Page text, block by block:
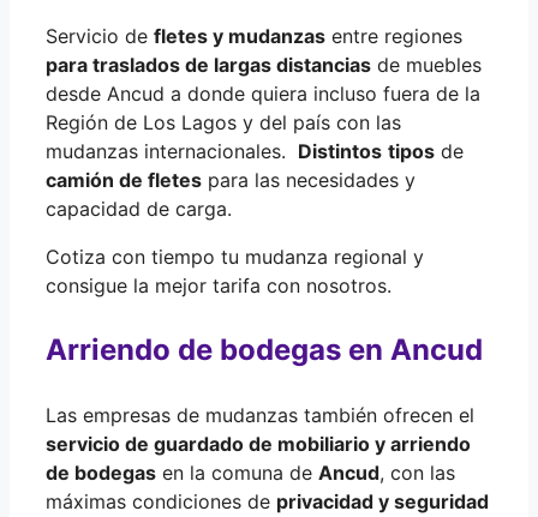
Servicio de fletes y mudanzas entre regiones
para traslados de largas distancias de muebles
desde Ancud a donde quiera incluso fuera de la
Región de Los Lagos y del país con las
mudanzas internacionales. Distintos tipos de
camión de fletes para las necesidades y
capacidad de carga.
Cotiza con tiempo tu mudanza regional y
consigue la mejor tarifa con nosotros.
Arriendo de bodegas en Ancud
Las empresas de mudanzas también ofrecen el
servicio de guardado de mobiliario y arriendo
de bodegas en la comuna de Ancud, con las
máximas condiciones de privacidad y seguridad